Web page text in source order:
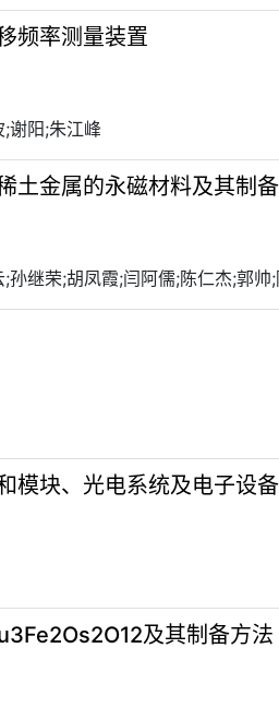
频率测量装置
谢阳;朱江峰
土金属的永磁材料及其制
孙继荣;胡凤霞;闫阿儒;陈仁杰;郭帅
模块、光电系统及电子设备
及其制备方法